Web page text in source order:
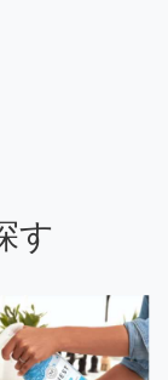
す